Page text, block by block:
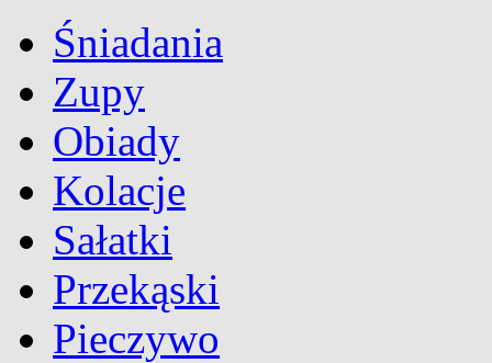
Śniadania
Zupy
Obiady
Kolacje
Sałatki
Przekąski
Pieczywo